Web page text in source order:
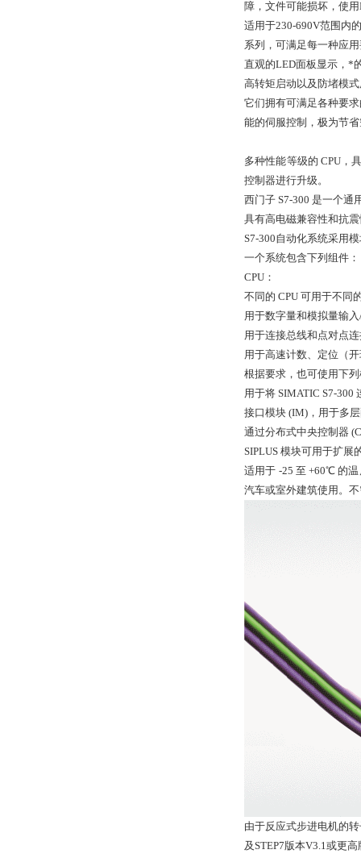
障，文件可能损坏，使
适用于230-690V范围内
系列，可满足每一种应
直观的LED面板显示，*
高转矩启动以及防堵模
它们拥有可满足各种要
能的伺服控制，极为节
多种性能等级的 CPU，
控制器进行升级。
西门子 S7-300 是一个通
具有高电磁兼容性和抗
S7-300自动化系统采用
一个系统包含下列组件：
CPU：
不同的 CPU 可用于不同
用于数字量和模拟量输
用于连接总线和点对点
用于高速计数、定位（
根据要求，也可使用下
用于将 SIMATIC S7-300
接口模块 (IM)，用于多
通过分布式中央控制器
SIPLUS 模块可用于扩展
适用于 -25 至 +60℃ 的
汽车或室外建筑使用。
由于反应式步进电机的
及STEP7版本V3.1或更